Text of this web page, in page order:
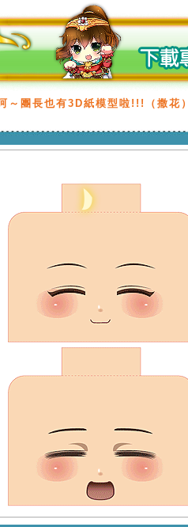
～團長也有3D紙模型啦!!!（撒花）